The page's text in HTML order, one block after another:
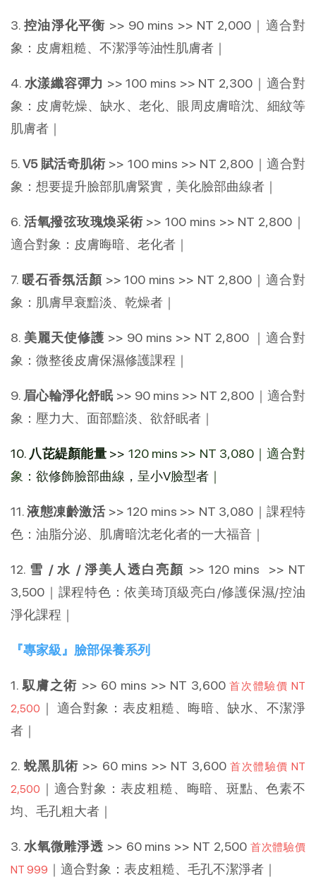
3.控油淨化平衡 >> 90 mins >> NT 2,000｜適合對
象：皮膚粗糙、不潔淨等油性肌膚者｜
4. 水漾纖容彈力 >> 100 mins >> NT 2,300｜適合對
象：皮膚乾燥、缺水、老化、眼周皮膚暗沈、細紋等
肌膚者｜
5.V5 賦活奇肌術 >> 100 mins >> NT 2,800｜適合對
象：想要提升臉部肌膚緊實，美化臉部曲線者｜
6. 活氧撥弦玫瑰煥采術 >> 100 mins >> NT 2,800｜
適合對象：皮膚晦暗、老化者｜
7. 暖石香氛活顏>> 100 mins >> NT 2,800｜適合對
象：肌膚早衰黯淡、乾燥者｜
8. 美麗天使修護 >> 90 mins >> NT 2,800 ｜適合對
象：微整後皮膚保濕修護課程｜
9. 眉心輪淨化舒眠>> 90 mins >> NT 2,800｜適合對
象：壓力大、面部黯淡、欲舒眠者｜
10. 八芘緹顏能量 >> 120 mins >> NT 3,080｜適合對
象： 欲修飾臉部曲線，呈小V臉型者 ｜
11.液態凍齡激活>> 120 mins >> NT 3,080｜課程特
色：油脂分泌、肌膚暗沈老化者的一大福音｜
12. 雪 / 水 / 淨美人透白亮顏 >> 120 mins >> NT
3,500｜課程特色：依美琦頂級亮白/修護保濕/控油
淨化課程｜
『專家級』臉部保養系列
1.馭膚之術 >> 60 mins >> NT 3,600首次體驗價 NT
2,500 ｜ 適合對象：表皮粗糙、晦暗、缺水、不潔淨
者｜
2. 蛻黑肌術 >> 60 mins >> NT 3,600 首次體驗價 NT
2,500 ｜適合對象：表皮粗糙、晦暗、斑點、色素不
均、毛孔粗大者｜
3. 水氧微雕淨透 >> 60 mins >> NT 2,500 首次體驗價
NT 999 ｜適合對象：表皮粗糙、毛孔不潔淨者｜